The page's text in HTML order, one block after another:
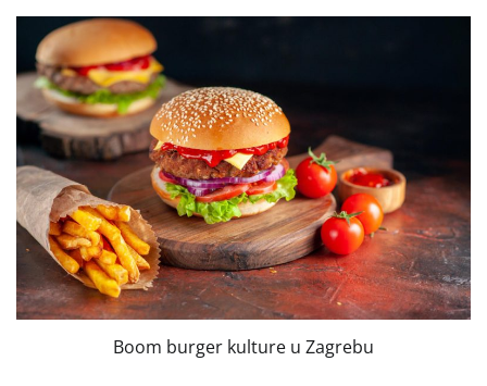
Boom burger kulture u Zagrebu